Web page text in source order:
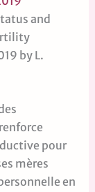
and
by L.
pour
mères
en